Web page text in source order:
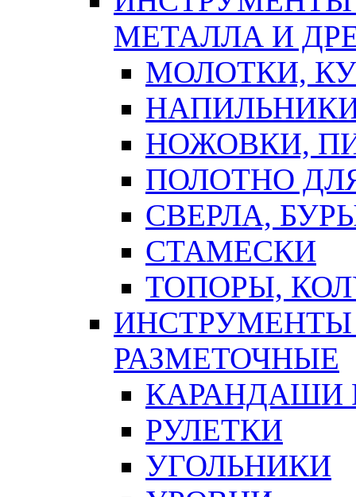
МЕТАЛЛА И
МОЛОТКИ,
НОЖОВКИ,
ПОЛОТНО
СВЕРЛА,
СТАМЕСКИ
ТОПОРЫ,
ИНСТРУМЕНТЫ
РАЗМЕТОЧНЫЕ
КАРАНДАШИ
РУЛЕТКИ
УГОЛЬНИКИ